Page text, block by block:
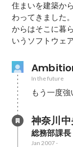
住まいを建築か
わってきました
からはそこに暮
いうソフトウェ
In the future
もう一度強
神奈川
総務部課長
Jan 2007-